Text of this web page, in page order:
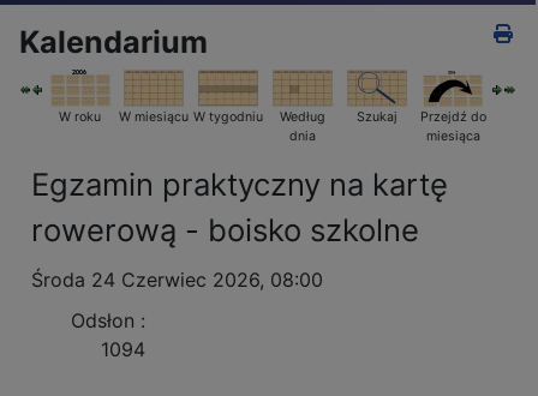
Kalendarium
W roku W miesiącu W tygodniu
Według
dnia
Szukaj
Przejdź do
miesiąca
Egzamin praktyczny na kartę
rowerową - boisko szkolne
Środa 24 Czerwiec 2026, 08:00
Odsłon :
1094